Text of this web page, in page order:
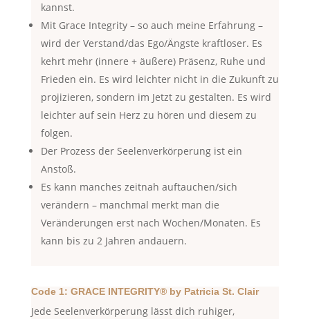
kannst.
Mit Grace Integrity – so auch meine Erfahrung –
wird der Verstand/das Ego/Ängste kraftloser. Es
kehrt mehr (innere + äußere) Präsenz, Ruhe und
Frieden ein. Es wird leichter nicht in die Zukunft zu
projizieren, sondern im Jetzt zu gestalten. Es wird
leichter auf sein Herz zu hören und diesem zu
folgen.
Der Prozess der Seelenverkörperung ist ein
Anstoß.
Es kann manches zeitnah auftauchen/sich
verändern – manchmal merkt man die
Veränderungen erst nach Wochen/Monaten. Es
kann bis zu 2 Jahren andauern.
Code 1: GRACE INTEGRITY® by Patricia St. Clair
Jede Seelenverkörperung lässt dich ruhiger,